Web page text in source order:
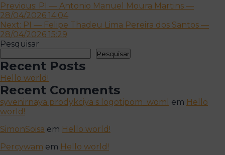
Navegação
de
artigos
Previous: PI — Antonio Manuel Moura Martins —
28/04/2026 14:04
Next: PI — Felipe Thadeu Lima Pereira dos Santos —
28/04/2026 15:29
Pesquisar
Pesquisar
Recent Posts
Hello world!
Recent Comments
syvenirnaya prodykciya s logotipom_woml em Hello
world!
SimonSoisa em Hello world!
Percywam em Hello world!